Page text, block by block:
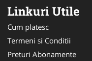
Linkuri Utile
Cum platesc
Termeni si Conditii
Preturi Abonamente